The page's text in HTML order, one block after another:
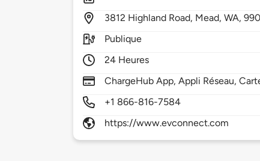
3812 Highland Road, Mead,WA,
Publique
24 Heures
ChargeHub App, Appli Réseau,
+1 866-816-7584
https://www.evconnect.com